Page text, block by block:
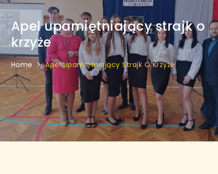
Apel upamiętniający strajk o
krzyże
Home Apel Upamiętniający Strajk O Krzyże